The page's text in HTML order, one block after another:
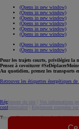
(Opens in new window)
(Opens in new window)
(Opens in new window)
(Opens in new window)
(Opens in new window)
(Opens in new window)
(Opens in new window)
(Opens in new window)
Pour les trajets courts, privilégiez la
Pensez à covoiturer
Au quotidien, prenez les transports
Retrouvez les étiquettes énergétiques
Réglement du site Vos informations
confidentialité
Règlement européen
Toyota. Tous droits réservés. © 2026